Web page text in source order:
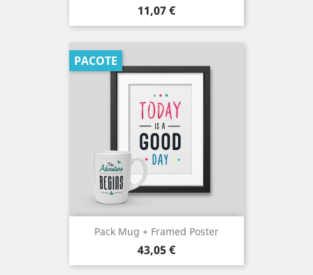
Preço
11,07 €
Pack Mug + Framed Poster
Preço
43,05 €
PACOTE